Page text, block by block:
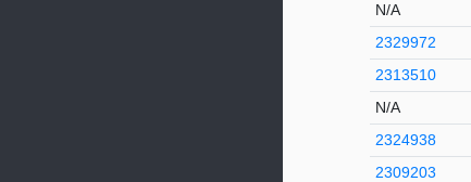
N/A
2329972
2313510
N/A
2324938
2309203